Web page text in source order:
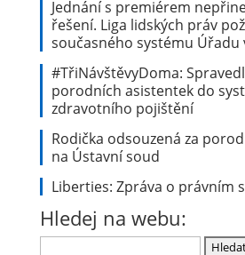
Jednání s premiérem
řešení. Liga lidských práv
současného systému Úřadu
#TřiNávštěvyDoma:
porodních asistentek do
zdravotního pojištění
Rodička odsouzená za
na Ústavní soud
Liberties: Zpráva o právním
Hledej na webu:
Vyhledávání